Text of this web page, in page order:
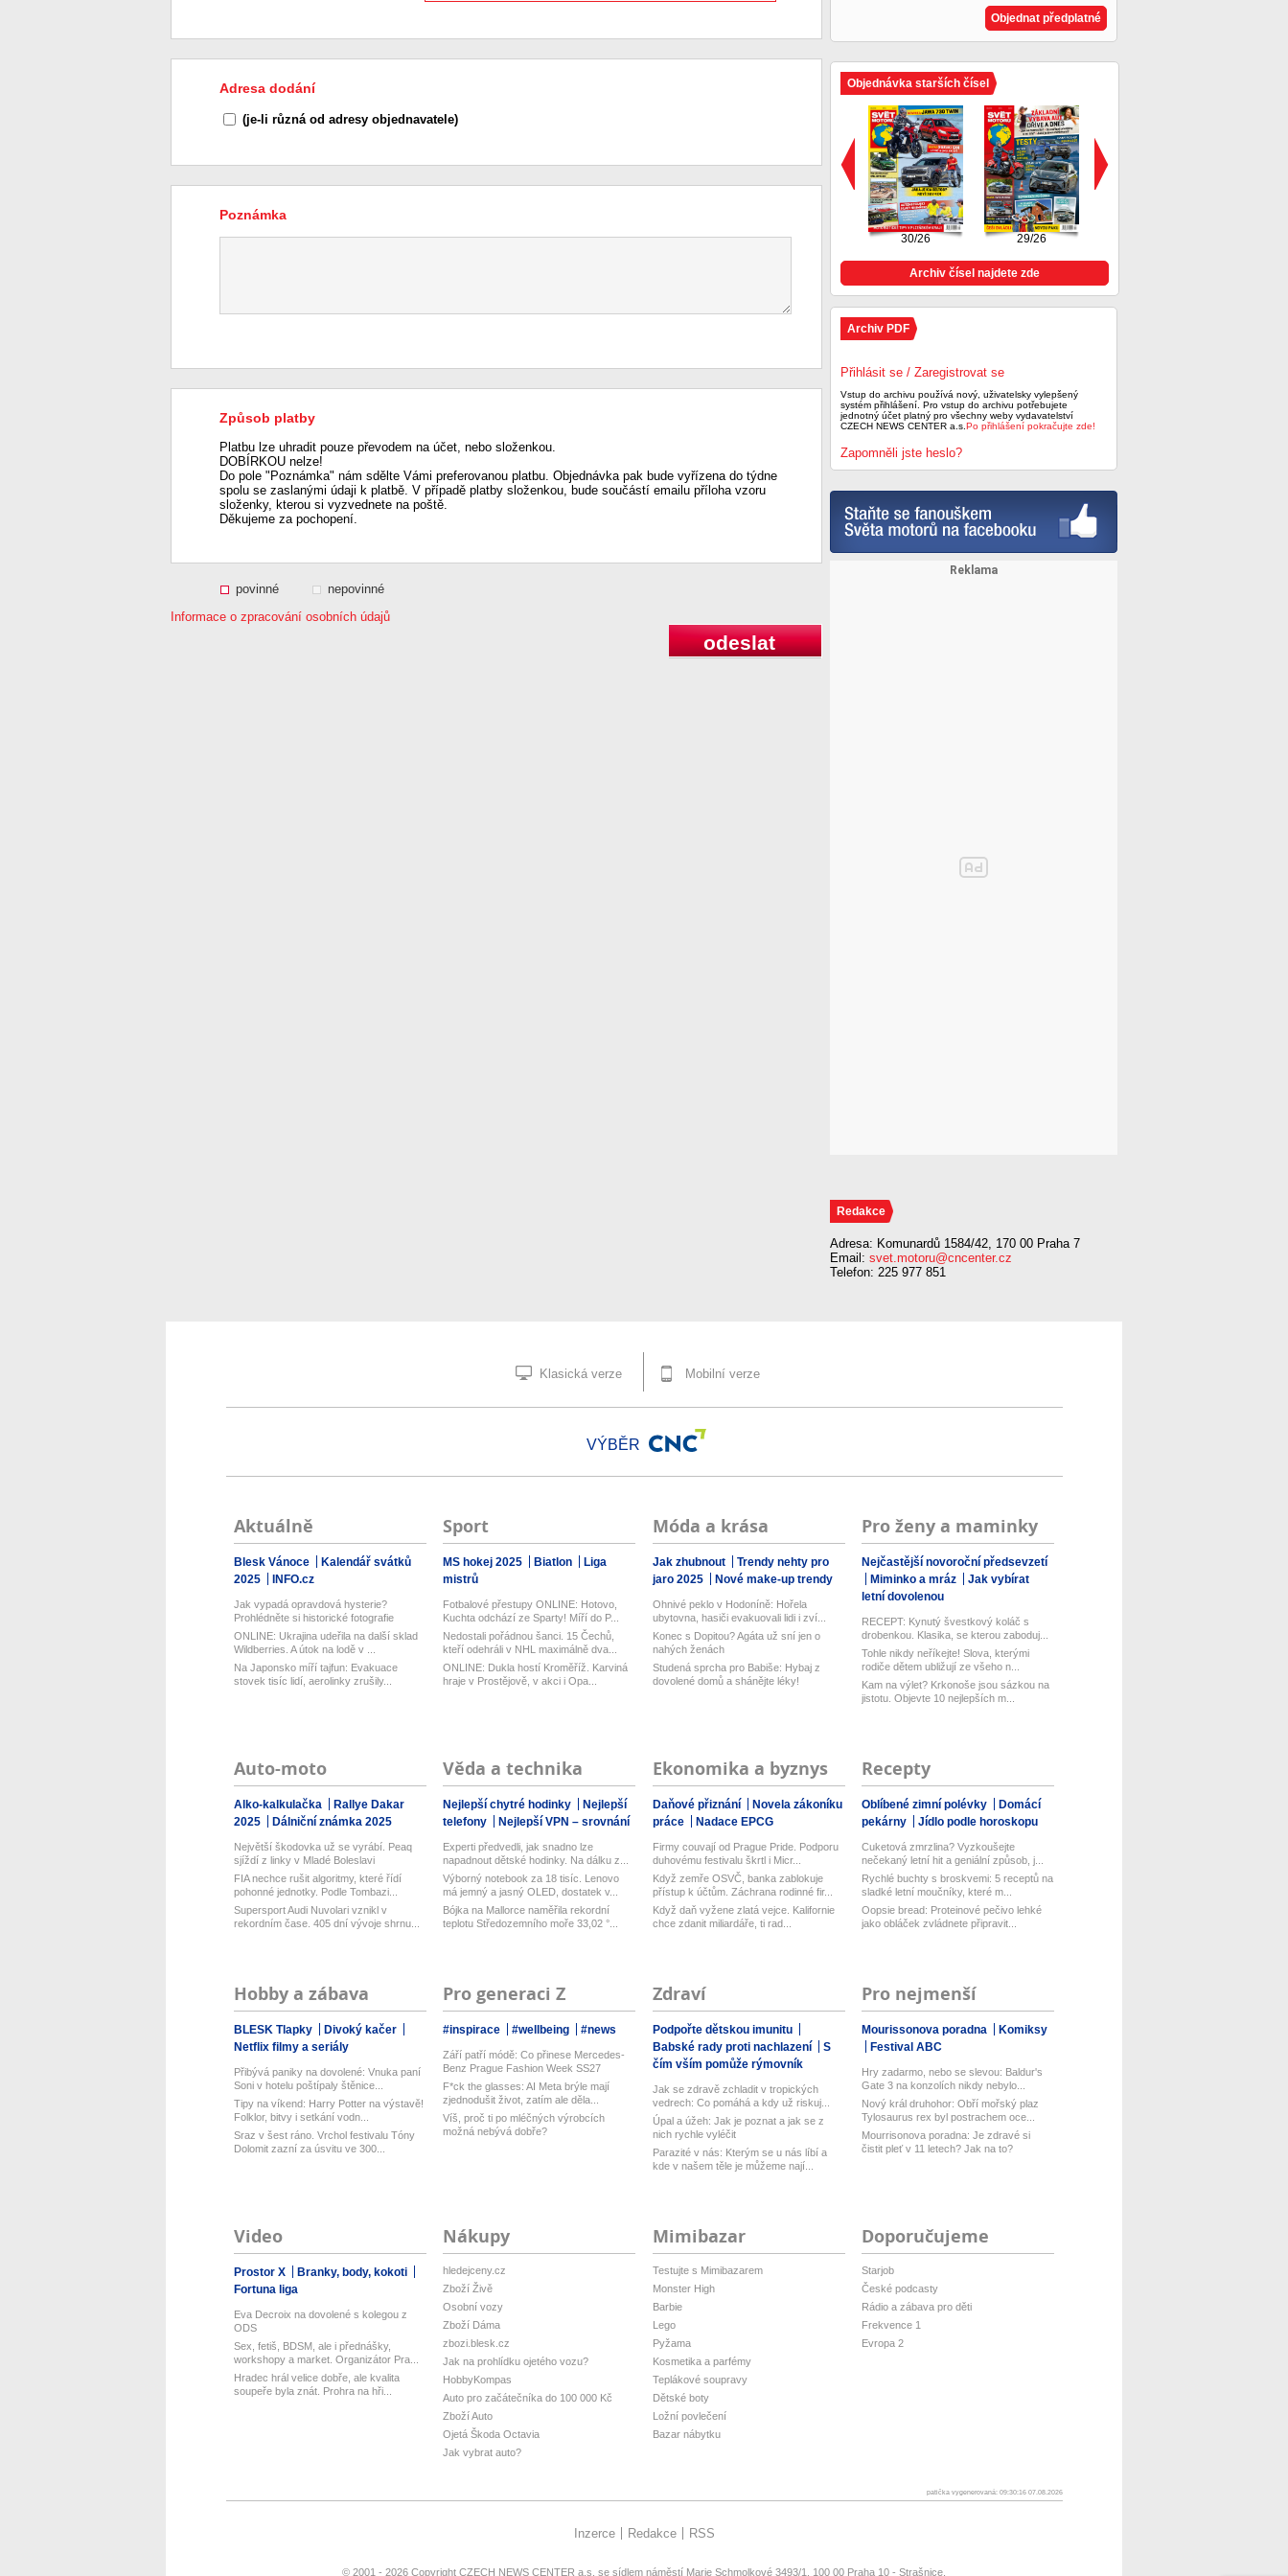
Adresa dodání
(je-li různá od adresy objednavatele)
Poznámka
Způsob platby
Platbu lze uhradit pouze převodem na účet, nebo složenkou.
DOBÍRKOU nelze!
Do pole "Poznámka" nám sdělte Vámi preferovanou platbu. Objednávka pak bude vyřízena do týdne
spolu se zaslanými údaji k platbě. V případě platby složenkou, bude součástí emailu příloha vzoru
složenky, kterou si vyzvednete na poště.
Děkujeme za pochopení.
povinné
nepovinné
Informace o zpracování osobních údajů
odeslat
Objednat předplatné
Objednávka starších čísel
30/26 29/26
Archiv čísel najdete zde
Archiv PDF
Přihlásit se / Zaregistrovat se
Vstup do archivu používá nový, uživatelsky vylepšený
systém přihlášení. Pro vstup do archivu potřebujete
jednotný účet platný pro všechny weby vydavatelství
CZECH NEWS CENTER a.s. Po přihlášení pokračujte zde!
Zapomněli jste heslo?
Redakce
Adresa: Komunardů 1584/42, 170 00 Praha 7
Email: svet.motoru@cncenter.cz
Telefon: 225 977 851
Klasická verze Mobilní verze
VÝBĚR
Aktuálně
Blesk Vánoce
Kalendář svátků
2025
INFO.cz
Jak vypadá opravdová hysterie?
Prohlédněte si historické fotografie
ONLINE: Ukrajina udeřila na další sklad
Wildberries. A útok na lodě v ...
Na Japonsko míří tajfun: Evakuace
stovek tisíc lidí, aerolinky zrušily...
Sport
MS hokej 2025 Biatlon
Liga
mistrů
Fotbalové přestupy ONLINE: Hotovo,
Kuchta odchází ze Sparty! Míří do P...
Nedostali pořádnou šanci. 15 Čechů,
kteří odehráli v NHL maximálně dva...
ONLINE: Dukla hostí Kroměříž. Karviná
hraje v Prostějově, v akci i Opa...
Móda a krása
Jak zhubnout
Trendy nehty pro
jaro 2025
Nové make-up trendy
Ohnivé peklo v Hodoníně: Hořela
ubytovna, hasiči evakuovali lidi i zví...
Konec s Dopitou? Agáta už sní jen o
nahých ženách
Studená sprcha pro Babiše: Hybaj z
dovolené domů a shánějte léky!
Pro ženy a maminky
Nejčastější novoroční předsevzetí
Miminko a mráz
Jak vybírat
letní dovolenou
RECEPT: Kynutý švestkový koláč s
drobenkou. Klasika, se kterou zaboduj...
Tohle nikdy neříkejte! Slova, kterými
rodiče dětem ubližují ze všeho n...
Kam na výlet? Krkonoše jsou sázkou na
jistotu. Objevte 10 nejlepších m...
Auto-moto
Alko-kalkulačka
Rallye Dakar
2025
Dálniční známka 2025
Největší škodovka už se vyrábí. Peaq
sjíždí z linky v Mladé Boleslavi
FIA nechce rušit algoritmy, které řídí
pohonné jednotky. Podle Tombazi...
Supersport Audi Nuvolari vznikl v
rekordním čase. 405 dní vývoje shrnu...
Věda a technika
Nejlepší chytré hodinky
Nejlepší
telefony
Nejlepší VPN – srovnání
Experti předvedli, jak snadno lze
napadnout dětské hodinky. Na dálku z...
Výborný notebook za 18 tisíc. Lenovo
má jemný a jasný OLED, dostatek v...
Bójka na Mallorce naměřila rekordní
teplotu Středozemního moře 33,02 °...
Ekonomika a byznys
Daňové přiznání
Novela zákoníku
práce
Nadace EPCG
Firmy couvají od Prague Pride. Podporu
duhovému festivalu škrtl i Micr...
Když zemře OSVČ, banka zablokuje
přístup k účtům. Záchrana rodinné fir...
Když daň vyžene zlatá vejce. Kalifornie
chce zdanit miliardáře, ti rad...
Recepty
Oblíbené zimní polévky
Domácí
pekárny
Jídlo podle horoskopu
Cuketová zmrzlina? Vyzkoušejte
nečekaný letní hit a geniální způsob, j...
Rychlé buchty s broskvemi: 5 receptů na
sladké letní moučníky, které m...
Oopsie bread: Proteinové pečivo lehké
jako obláček zvládnete připravit...
Hobby a zábava
BLESK Tlapky
Divoký kačer
Netflix filmy a seriály
Přibývá paniky na dovolené: Vnuka paní
Soni v hotelu poštípaly štěnice...
Tipy na víkend: Harry Potter na výstavě!
Folklor, bitvy i setkání vodn...
Sraz v šest ráno. Vrchol festivalu Tóny
Dolomit zazní za úsvitu ve 300...
Pro generaci Z
#inspirace #wellbeing #news
Září patří módě: Co přinese Mercedes-
Benz Prague Fashion Week SS27
F*ck the glasses: AI Meta brýle mají
zjednodušit život, zatím ale děla...
Víš, proč ti po mléčných výrobcích
možná nebývá dobře?
Zdraví
Podpořte dětskou imunitu
Babské rady proti nachlazení
S
čím vším pomůže rýmovník
Jak se zdravě zchladit v tropických
vedrech: Co pomáhá a kdy už riskuj...
Úpal a úžeh: Jak je poznat a jak se z
nich rychle vyléčit
Parazité v nás: Kterým se u nás líbí a
kde v našem těle je můžeme nají...
Pro nejmenší
Mourissonova poradna
Komiksy
Festival ABC
Hry zadarmo, nebo se slevou: Baldur's
Gate 3 na konzolích nikdy nebylo...
Nový král druhohor: Obří mořský plaz
Tylosaurus rex byl postrachem oce...
Mourrisonova poradna: Je zdravé si
čistit pleť v 11 letech? Jak na to?
Video
Prostor X
Branky, body, kokoti
Fortuna liga
Eva Decroix na dovolené s kolegou z
ODS
Sex, fetiš, BDSM, ale i přednášky,
workshopy a market. Organizátor Pra...
Hradec hrál velice dobře, ale kvalita
soupeře byla znát. Prohra na hři...
Nákupy
hledejceny.cz
Zboží Živě
Osobní vozy
Zboží Dáma
zbozi.blesk.cz
Jak na prohlídku ojetého vozu?
HobbyKompas
Auto pro začátečníka do 100 000 Kč
Zboží Auto
Ojetá Škoda Octavia
Jak vybrat auto?
Mimibazar
Testujte s Mimibazarem
Monster High
Barbie
Lego
Pyžama
Kosmetika a parfémy
Teplákové soupravy
Dětské boty
Ložní povlečení
Bazar nábytku
Doporučujeme
Starjob
České podcasty
Rádio a zábava pro děti
Frekvence 1
Evropa 2
patička vygenerovaná: 09:30:16 07.08.2026
Inzerce Redakce RSS
© 2001 - 2026 Copyright CZECH NEWS CENTER a.s. se sídlem náměstí Marie Schmolkové 3493/1, 100 00 Praha 10 - Strašnice,